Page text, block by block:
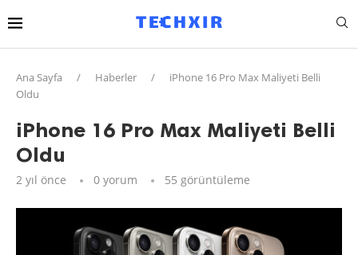
Ana Sayfa / Haberler /
iPhone 16 Pro Max Maliyeti Belli
Oldu
iPhone 16 Pro Max Maliyeti Belli
Oldu
2 yıl önce 0 yorum 55 görüntüleme